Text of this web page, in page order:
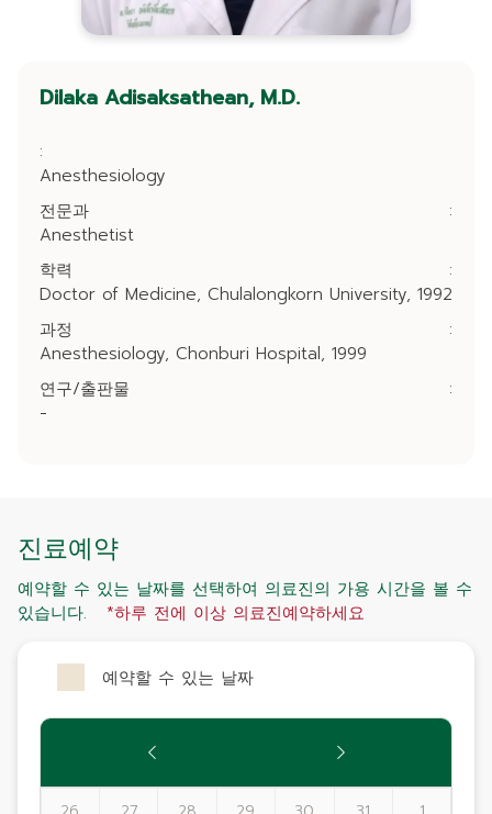
Dilaka Adisaksathean, M.D.
:
Anesthesiology
전문과
:
Anesthetist
학력
:
Doctor of Medicine, Chulalongkorn University, 1992
과정
:
Anesthesiology, Chonburi Hospital, 1999
연구/출판물
:
-
진료예약
예약할 수 있는 날짜를 선택하여 의료진의 가용 시간을 볼 수
있습니다.
*하루 전에 이상 의료진예약하세요
예약할 수 있는 날짜